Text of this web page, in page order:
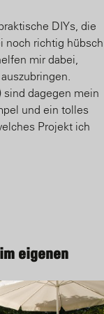
DIYs, die
noch richtig hübsch
mir dabei,
sind dagegen mein
und ein tolles
Projekt ich
eigenen